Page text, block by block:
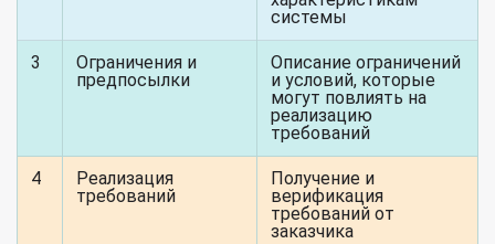
системы
3
Ограничения и
предпосылки
Описание ограничений
и условий, которые
могут повлиять на
реализацию
требований
4
Реализация
требований
Получение и
верификация
требований от
заказчика